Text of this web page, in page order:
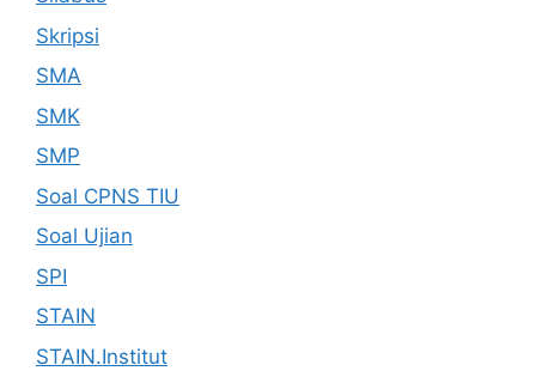
Skripsi
SMA
SMK
SMP
Soal CPNS TIU
Soal Ujian
SPI
STAIN
STAIN.Institut